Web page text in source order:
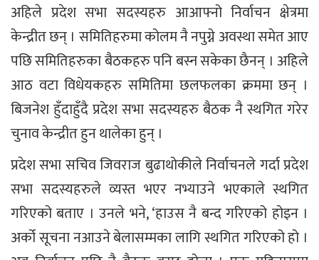
अहिले प्रदेश सभा सदस्यहरु आआफ्नो निर्वाचन क्षेत्रमा
केन्द्रीत छन् । समितिहरुमा कोलम नै नपुग्ने अवस्था समेत आए
पछि समितिहरुका बैठकहरु पनि बस्न सकेका छैनन् । अहिले
आठ वटा विधेयकहरु समितिमा छलफलका क्रममा छन् ।
बिजनेश हुँदाहुँदै प्रदेश सभा सदस्यहरु बैठक नै स्थगित गरेर
चुनाव केन्द्रीत हुन थालेका हुन् ।
प्रदेश सभा सचिव जिवराज बुढाथोकीले निर्वाचनले गर्दा प्रदेश
सभा सदस्यहरुले व्यस्त भएर नभ्याउने भएकाले स्थगित
गरिएको बताए । उनले भने, ‘हाउस नै बन्द गरिएको होइन ।
अर्को सूचना नआउने बेलासम्मका लागि स्थगित गरिएको हो ।